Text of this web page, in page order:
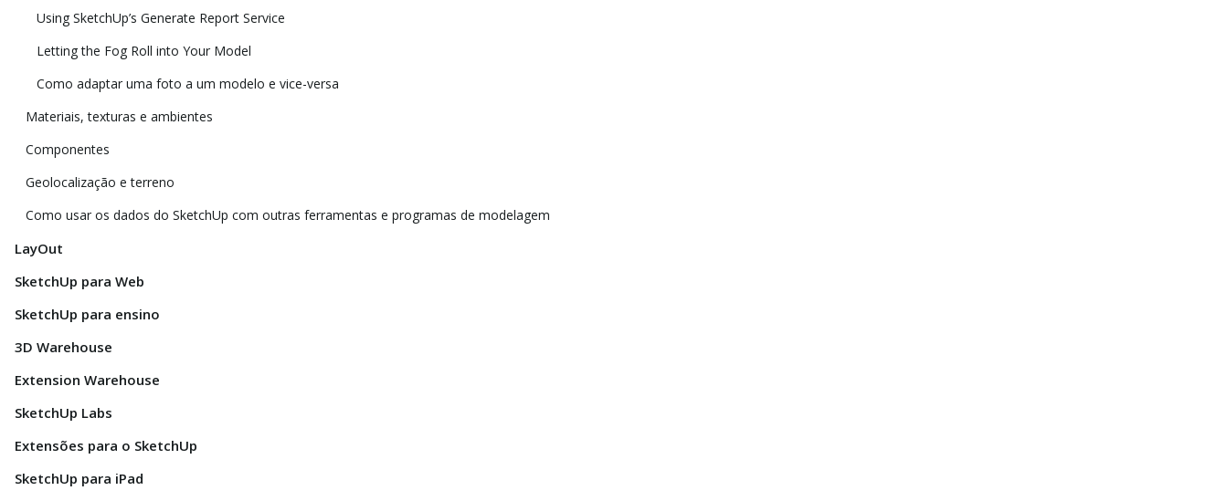
Using SketchUp’s Generate Report Service
Letting the Fog Roll into Your Model
Como adaptar uma foto a um modelo e vice-versa
Materiais, texturas e ambientes
Componentes
Geolocalização e terreno
Como usar os dados do SketchUp com outras ferramentas e programas de modelagem
LayOut
SketchUp para Web
SketchUp para ensino
3D Warehouse
Extension Warehouse
SketchUp Labs
Extensões para o SketchUp
SketchUp para iPad